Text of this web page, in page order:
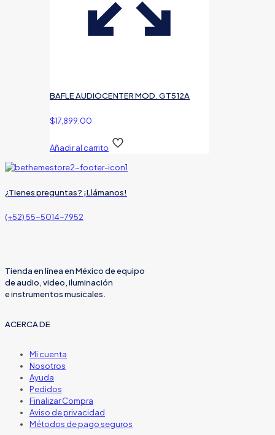
BAFLE AUDIOCENTER MOD. GT512A
$17,899.00
Añadir al carrito
¿Tienes preguntas? ¡Llámanos!
(+52) 55-5014-7952
Tienda en línea en México de equipo
de audio, video, iluminación
e instrumentos musicales.
ACERCA DE
Mi cuenta
Nosotros
Ayuda
Pedidos
Finalizar Compra
Aviso de privacidad
Métodos de pago seguros